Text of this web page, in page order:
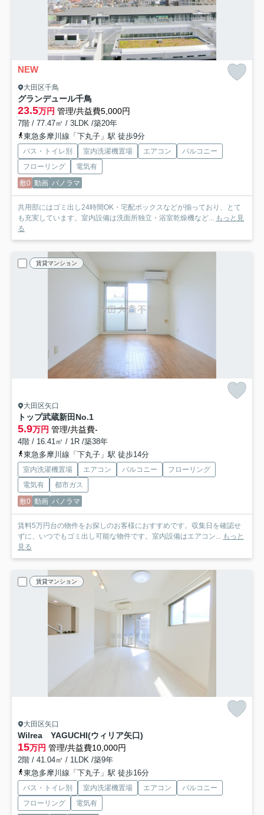
NEW
大田区千鳥
グランデュール千鳥
23.5万円 管理/共益費5,000円
7階 / 77.47㎡ / 3LDK /築20年
東急多摩川線「下丸子」駅 徒歩9分
バス・トイレ別 室内洗濯機置場 エアコン
バルコニー
フローリング
電気有
敷0 動画 パノラマ
共用部にはゴミ出し24時間OK・宅配ボックスなどが揃っており、とて
も充実しています。室内設備は洗面所独立・浴室乾燥機など... もっと見
る
賃貸マンション
大田区矢口
トップ武蔵新田No.1
5.9万円 管理/共益費-
4階 / 16.41㎡ / 1R /築38年
東急多摩川線「下丸子」駅 徒歩14分
室内洗濯機置場 エアコン バルコニー
フローリング
電気有
都市ガス
敷0 動画 パノラマ
賃料5万円台の物件をお探しのお客様におすすめです。収集日を確認せ
ずに、いつでもゴミ出し可能な物件です。室内設備はエアコン... もっと
見る
賃貸マンション
大田区矢口
Wilrea YAGUCHI(ウィリア矢口)
15万円 管理/共益費10,000円
2階 / 41.04㎡ / 1LDK /築9年
東急多摩川線「下丸子」駅 徒歩16分
バス・トイレ別 室内洗濯機置場 エアコン
バルコニー
フローリング
電気有